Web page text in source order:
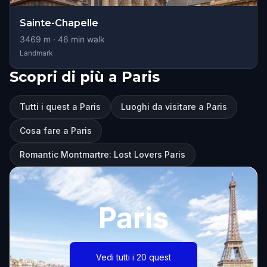
Sainte-Chapelle
3469 m · 46 min walk
Landmark
Scopri di più a Paris
Tutti i quest a Paris Luoghi da visitare a Paris
Cosa fare a Paris
Romantic Montmartre: Lost Lovers Paris
Paris
Vedi tutti i 20 quest